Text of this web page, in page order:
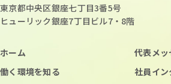
東京都中央区銀座七丁目3番5号
ヒューリック銀座7丁目ビル7・8階
ホーム
代表メ
働く環境を知る
社員イン